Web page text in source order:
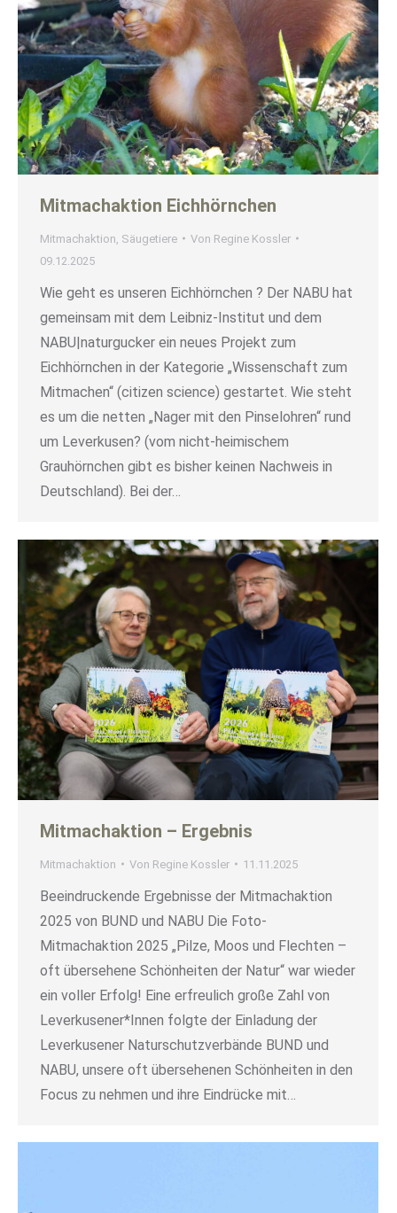
Mitmachaktion Eichhörnchen
Mitmachaktion Säugetiere Von Regine Kossler
09.12.2025
Wie geht es unseren Eichhörnchen ? Der NABU hat
gemeinsam mit dem Leibniz-Institut und dem
NABU|naturgucker ein neues Projekt zum
Eichhörnchen in der Kategorie „Wissenschaft zum
Mitmachen“ (citizen science) gestartet. Wie steht
es um die netten „Nager mit den Pinselohren“ rund
um Leverkusen? (vom nicht-heimischem
Grauhörnchen gibt es bisher keinen Nachweis in
Deutschland). Bei der…
Mitmachaktion – Ergebnis
Mitmachaktion Von Regine Kossler 11.11.2025
Beeindruckende Ergebnisse der Mitmachaktion
2025 von BUND und NABU Die Foto-
Mitmachaktion 2025 „Pilze, Moos und Flechten –
oft übersehene Schönheiten der Natur“ war wieder
ein voller Erfolg! Eine erfreulich große Zahl von
Leverkusener*Innen folgte der Einladung der
Leverkusener Naturschutzverbände BUND und
NABU, unsere oft übersehenen Schönheiten in den
Focus zu nehmen und ihre Eindrücke mit…